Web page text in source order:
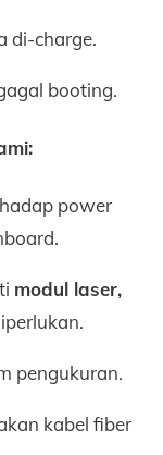
di-charge.
booting.
power
modul laser,
pengukuran.
kabel fiber